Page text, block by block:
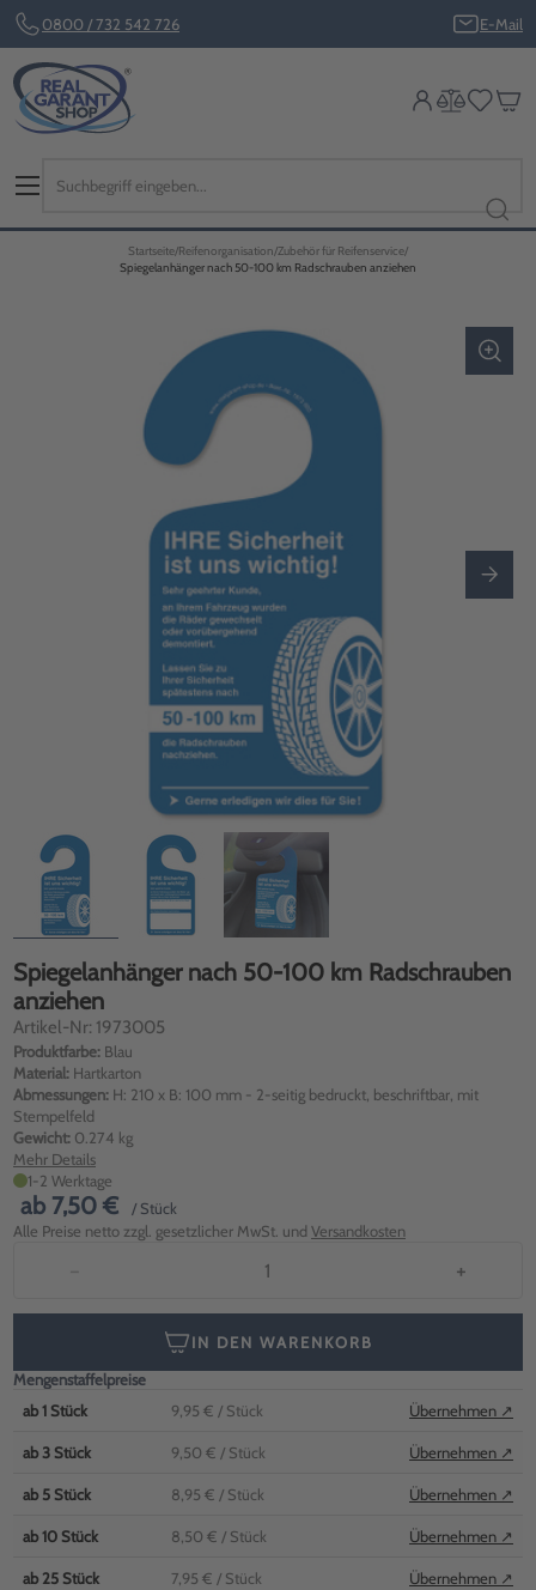
0800 / 732 542 726 E-Mail
Startseite Reifenorganisation Zubehör für Reifenservice
Spiegelanhänger nach 50-100 km Radschrauben anziehen
Spiegelanhänger nach 50-100 km Radschrauben
anziehen
Artikel-Nr: 1973005
Produktfarbe: Blau
Material: Hartkarton
Abmessungen: H: 210 x B: 100 mm - 2-seitig bedruckt, beschriftbar, mit
Stempelfeld
Gewicht: 0.274 kg
Mehr Details
1-2 Werktage
ab 7,50 €
/ Stück
Alle Preise netto zzgl. gesetzlicher MwSt. und Versandkosten
− +
IN DEN WARENKORB
Mengenstaffelpreise
ab1 Stück 9,95 € / Stück Übernehmen ↗
ab3 Stück 9,50 € / Stück Übernehmen ↗
ab 5 Stück 8,95 € / Stück Übernehmen ↗
ab10 Stück 8,50 € / Stück Übernehmen ↗
ab 25 Stück 7,95 € / Stück Übernehmen ↗